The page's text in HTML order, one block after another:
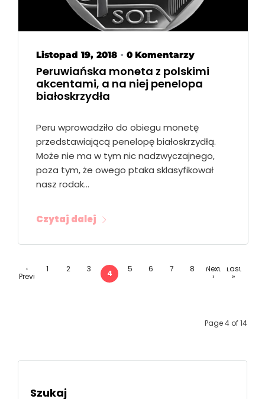
Listopad 19, 2018 • 0 Komentarzy
Peruwiańska moneta z polskimi
akcentami, a na niej penelopa
białoskrzydła
Peru wprowadziło do obiegu monetę
przedstawiającą penelopę białoskrzydłą.
Może nie ma w tym nic nadzwyczajnego,
poza tym, że owego ptaka sklasyfikował
nasz rodak…
Czytaj dalej
‹
Previ
1 2 3 4 5 6 7 8 Next
›
Last
»
Page 4 of 14
Szukaj